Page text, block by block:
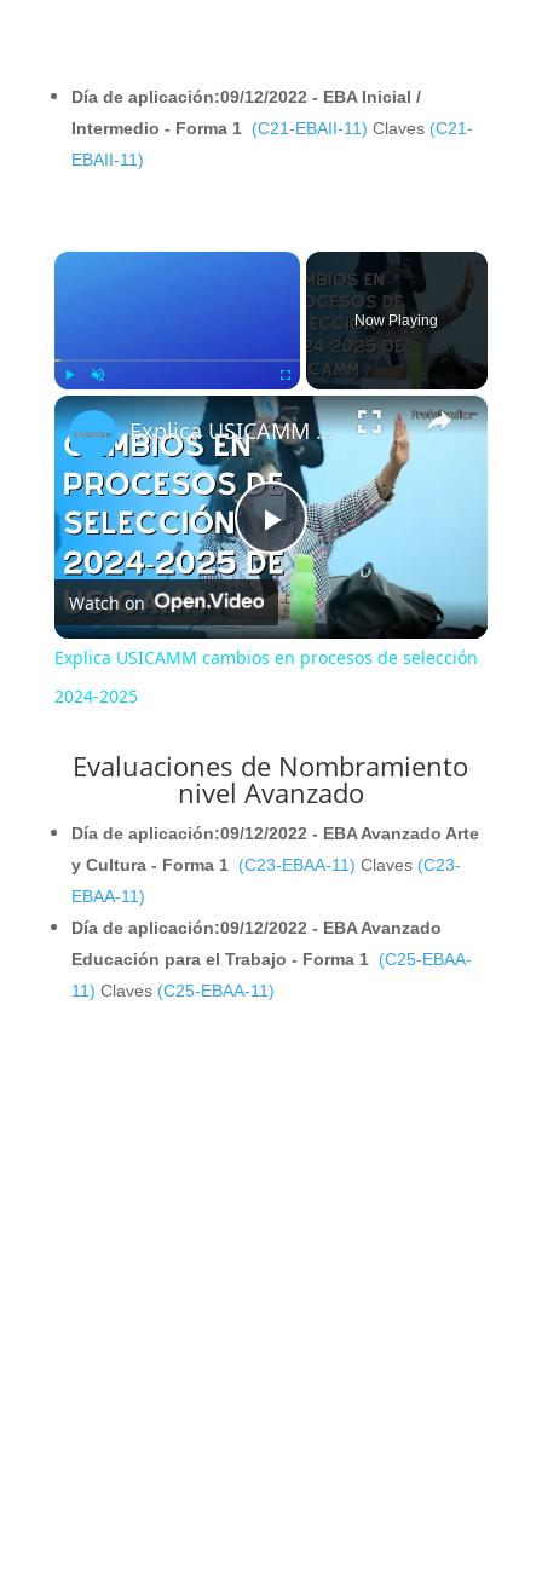
Día de aplicación:09/12/2022 - EBA Inicial /
Intermedio - Forma 1 (C21-EBAII-11) Claves (C21-
EBAII-11)
×
Play Fullscreen
Now Playing
×
P
l
y
V
i
d
Explica USICAMM cambios en procesos de selección 2024-2025
Watch on
Explica USICAMM cambios en procesos de selección
2024-2025
Evaluaciones de Nombramiento
nivel Avanzado
Día de aplicación:09/12/2022 - EBA Avanzado Arte
y Cultura - Forma 1 (C23-EBAA-11) Claves (C23-
EBAA-11)
Día de aplicación:09/12/2022 - EBA Avanzado
Educación para el Trabajo - Forma 1 (C25-EBAA-
11) Claves (C25-EBAA-11)